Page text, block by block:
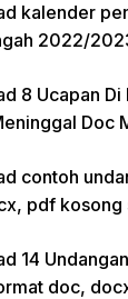
kalender
2022/
8 Ucapan
Doc
contoh
pdf kosong
14
doc,